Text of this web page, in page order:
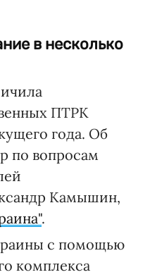
в несколько
ПТРК
года. Об
по вопросам
Камышин,
.
с помощью
комплекса